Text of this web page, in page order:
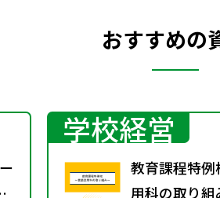
おすすめの
学校経営
教育課程特
用科の取り組